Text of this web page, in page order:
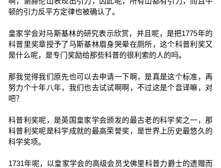
顿的引力反平方定律也被确认了。
皇家学会对马斯基林的研究表示欣赏，并且呢，是把1775年的
科普里奖章授予了马斯基林眉身哭晕在厕所，这个科普利奖又
是什么呢，是专门奖励给那些科普的很利索的人的吗。
那我觉得我们原先也可以去申请一下啊，是真是这个标准，再
努力个十年八年，我们也去试试啊啊，不过这是个音译嘛，对
吧？
科普利奖呢，是英国皇家学会颁发的最古老的科学奖之一，那
科普利奖呢是科学成就的最高荣誉奖，是世界上历史最悠久的
科学奖项。
1731年呢，以皇家学会的高级会员戈佛里科普力爵士的遗赠而